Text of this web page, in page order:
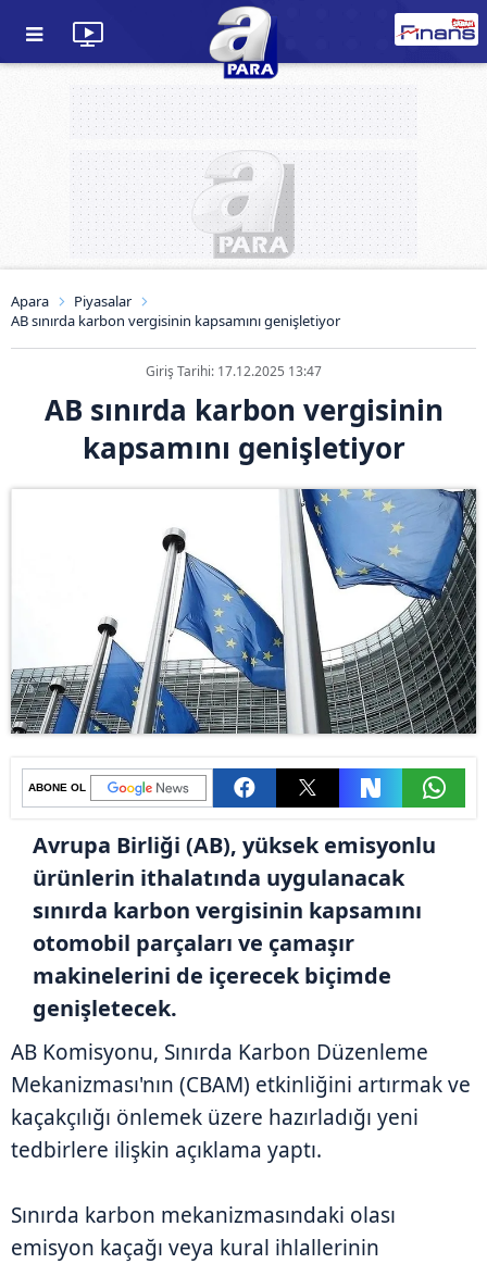
Apara
Piyasalar
AB sınırda karbon vergisinin kapsamını genişletiyor
Giriş Tarihi: 17.12.2025 13:47
AB sınırda karbon vergisinin
kapsamını genişletiyor
ABONE OL
Avrupa Birliği (AB), yüksek emisyonlu
ürünlerin ithalatında uygulanacak
sınırda karbon vergisinin kapsamını
otomobil parçaları ve çamaşır
makinelerini de içerecek biçimde
genişletecek.
AB Komisyonu, Sınırda Karbon Düzenleme
Mekanizması'nın (CBAM) etkinliğini artırmak ve
kaçakçılığı önlemek üzere hazırladığı yeni
tedbirlere ilişkin açıklama yaptı.
Sınırda karbon mekanizmasındaki olası
emisyon kaçağı veya kural ihlallerinin